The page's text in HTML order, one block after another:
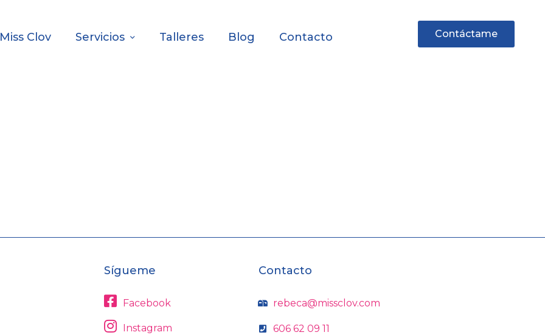
Clov Servicios Talleres Blog Contacto Contáctame
Sígueme
Facebook
Instagram
Contacto
rebeca@missclov.com
606 62 09 11